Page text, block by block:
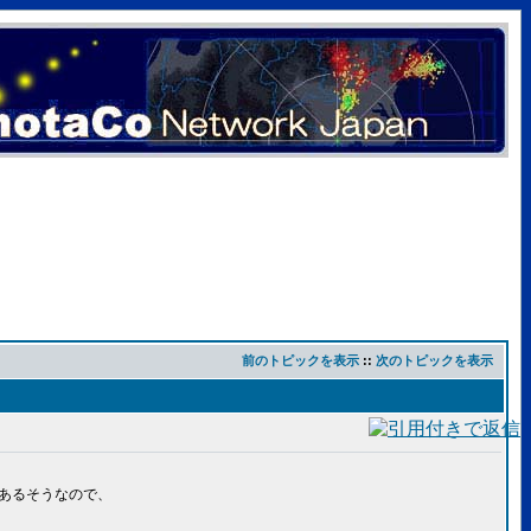
前のトピックを表示 :: 次のトピックを表示
そうなので、